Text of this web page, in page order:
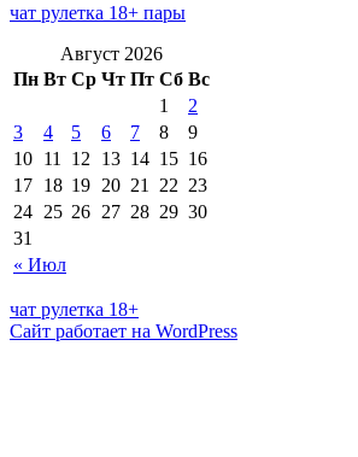
чат рулетка 18+ пары
Август 2026
Пн Вт Ср Чт Пт Сб Вс
« Июл
1
2
3
4 5 6 7 8
9
10 11 12 13 14 15 16
17 18 19 20 21 22 23
24 25 26 27 28 29 30
31
чат рулетка 18+
Сайт работает на WordPress